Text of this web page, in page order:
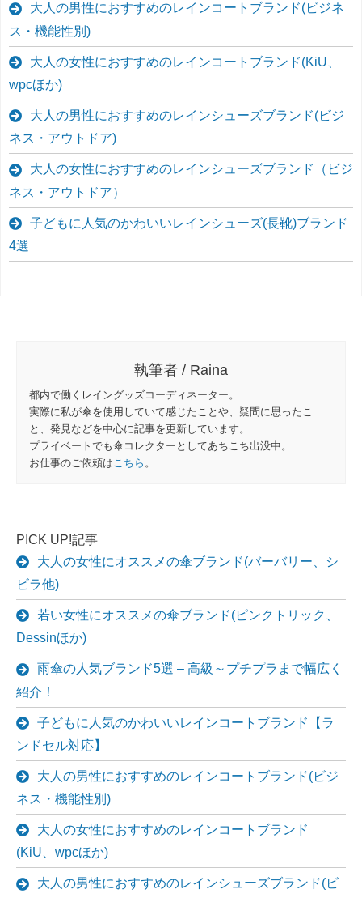
大人の男性におすすめのレインコートブランド(ビジネ
ス・機能性別)
大人の女性におすすめのレインコートブランド(KiU、
wpcほか)
大人の男性におすすめのレインシューズブランド(ビジ
ネス・アウトドア)
大人の女性におすすめのレインシューズブランド（ビジ
ネス・アウトドア）
子どもに人気のかわいいレインシューズ(長靴)ブランド
4選
執筆者 / Raina
都内で働くレイングッズコーディネーター。
実際に私が傘を使用していて感じたことや、疑問に思ったこ
と、発見などを中心に記事を更新しています。
プライベートでも傘コレクターとしてあちこち出没中。
お仕事のご依頼は こちら 。
PICK UP!記事
大人の女性にオススメの傘ブランド(バーバリー、シ
ビラ他)
若い女性にオススメの傘ブランド(ピンクトリック、
Dessinほか)
雨傘の人気ブランド5選 – 高級～プチプラまで幅広く
紹介！
子どもに人気のかわいいレインコートブランド【ラ
ンドセル対応】
大人の男性におすすめのレインコートブランド(ビジ
ネス・機能性別)
大人の女性におすすめのレインコートブランド
(KiU、wpcほか)
大人の男性におすすめのレインシューズブランド(ビ